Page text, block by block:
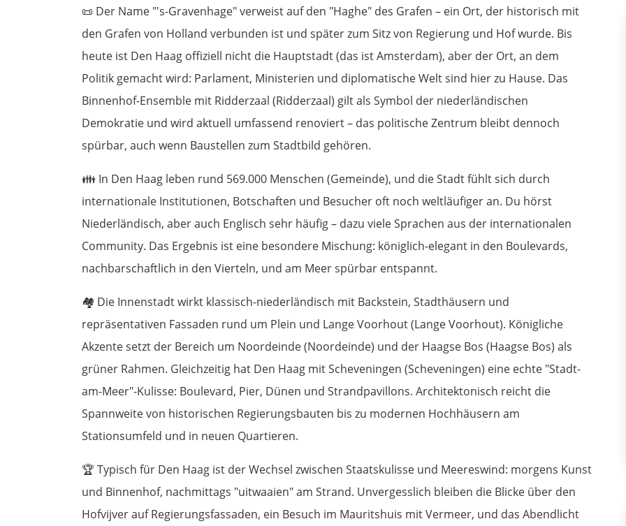
📜 Der Name "'s-Gravenhage" verweist auf den "Haghe" des Grafen – ein Ort, der historisch mit
den Grafen von Holland verbunden ist und später zum Sitz von Regierung und Hof wurde. Bis
heute ist Den Haag offiziell nicht die Hauptstadt (das ist Amsterdam), aber der Ort, an dem
Politik gemacht wird: Parlament, Ministerien und diplomatische Welt sind hier zu Hause. Das
Binnenhof-Ensemble mit Ridderzaal (Ridderzaal) gilt als Symbol der niederländischen
Demokratie und wird aktuell umfassend renoviert – das politische Zentrum bleibt dennoch
spürbar, auch wenn Baustellen zum Stadtbild gehören.
👪 In Den Haag leben rund 569.000 Menschen (Gemeinde), und die Stadt fühlt sich durch
internationale Institutionen, Botschaften und Besucher oft noch weltläufiger an. Du hörst
Niederländisch, aber auch Englisch sehr häufig – dazu viele Sprachen aus der internationalen
Community. Das Ergebnis ist eine besondere Mischung: königlich-elegant in den Boulevards,
nachbarschaftlich in den Vierteln, und am Meer spürbar entspannt.
🏘️ Die Innenstadt wirkt klassisch-niederländisch mit Backstein, Stadthäusern und
repräsentativen Fassaden rund um Plein und Lange Voorhout (Lange Voorhout). Königliche
Akzente setzt der Bereich um Noordeinde (Noordeinde) und der Haagse Bos (Haagse Bos) als
grüner Rahmen. Gleichzeitig hat Den Haag mit Scheveningen (Scheveningen) eine echte "Stadt-
am-Meer"-Kulisse: Boulevard, Pier, Dünen und Strandpavillons. Architektonisch reicht die
Spannweite von historischen Regierungsbauten bis zu modernen Hochhäusern am
Stationsumfeld und in neuen Quartieren.
🏆 Typisch für Den Haag ist der Wechsel zwischen Staatskulisse und Meereswind: morgens Kunst
und Binnenhof, nachmittags "uitwaaien" am Strand. Unvergesslich bleiben die Blicke über den
Hofvijver auf Regierungsfassaden, ein Besuch im Mauritshuis mit Vermeer, und das Abendlicht